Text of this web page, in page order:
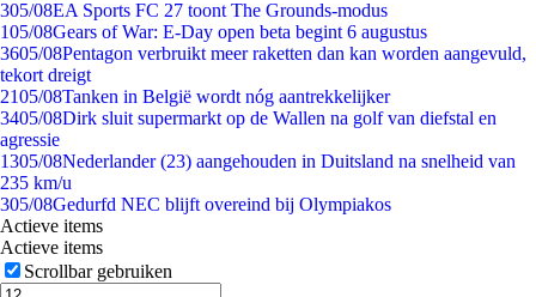
305/08EA Sports FC 27 toont The Grounds-modus
105/08Gears of War: E-Day open beta begint 6 augustus
3605/08Pentagon verbruikt meer raketten dan kan worden aangevuld,
tekort dreigt
2105/08Tanken in België wordt nóg aantrekkelijker
3405/08Dirk sluit supermarkt op de Wallen na golf van diefstal en
agressie
1305/08Nederlander (23) aangehouden in Duitsland na snelheid van
235 km/u
305/08Gedurfd NEC blijft overeind bij Olympiakos
Actieve items
Actieve items
Scrollbar gebruiken